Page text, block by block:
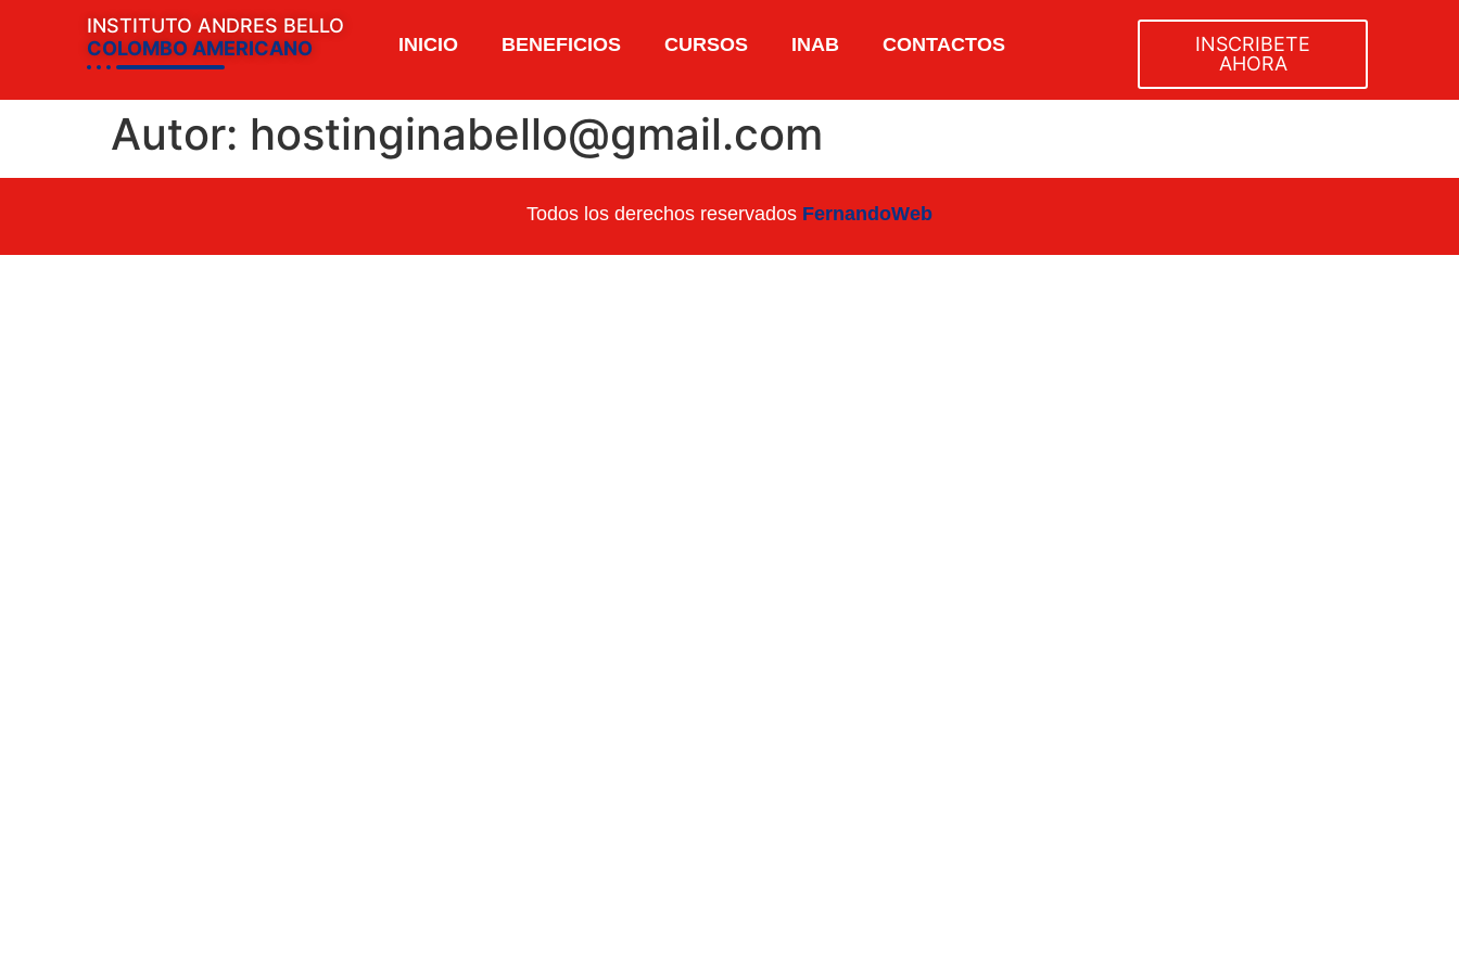
INSTITUTO ANDRES BELLO
COLOMBO AMERICANO
INICIO BENEFICIOS CURSOS INAB CONTACTOS
INSCRIBETE
AHORA
Autor: hostinginabello@gmail.com
Todos los derechos reservados FernandoWeb